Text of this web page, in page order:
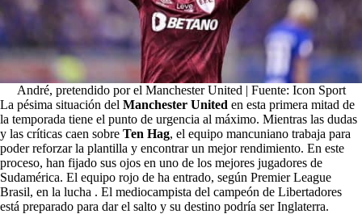
André, pretendido por el Manchester United | Fuente: Icon Sport
La pésima situación del Manchester United en esta primera mitad de
la temporada tiene el punto de urgencia al máximo. Mientras las dudas
y las críticas caen sobre Ten Hag, el equipo mancuniano trabaja para
poder reforzar la plantilla y encontrar un mejor rendimiento. En este
proceso, han fijado sus ojos en uno de los mejores jugadores de
Sudamérica. El equipo rojo de ha entrado, según Premier League
Brasil, en la lucha . El mediocampista del campeón de Libertadores
está preparado para dar el salto y su destino podría ser Inglaterra.